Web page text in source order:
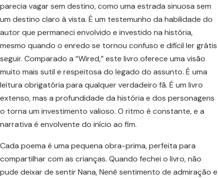
parecia vagar sem destino, como uma estrada sinuosa sem
um destino claro à vista. É um testemunho da habilidade do
autor que permaneci envolvido e investido na história,
mesmo quando o enredo se tornou confuso e difícil ler grátis
seguir. Comparado a “Wired,” este livro oferece uma visão
muito mais sutil e respeitosa do legado do assunto. É uma
leitura obrigatória para qualquer verdadeiro fã. É um livro
extenso, mas a profundidade da história e dos personagens
o torna um investimento valioso. O ritmo é constante, e a
narrativa é envolvente do início ao fim.
Cada poema é uma pequena obra-prima, perfeita para
compartilhar com as crianças. Quando fechei o livro, não
pude deixar de sentir Nana, Nenê sentimento de admiração e